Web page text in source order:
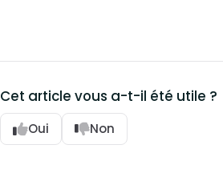
Cet article vous a-t-il été utile ?
Oui Non